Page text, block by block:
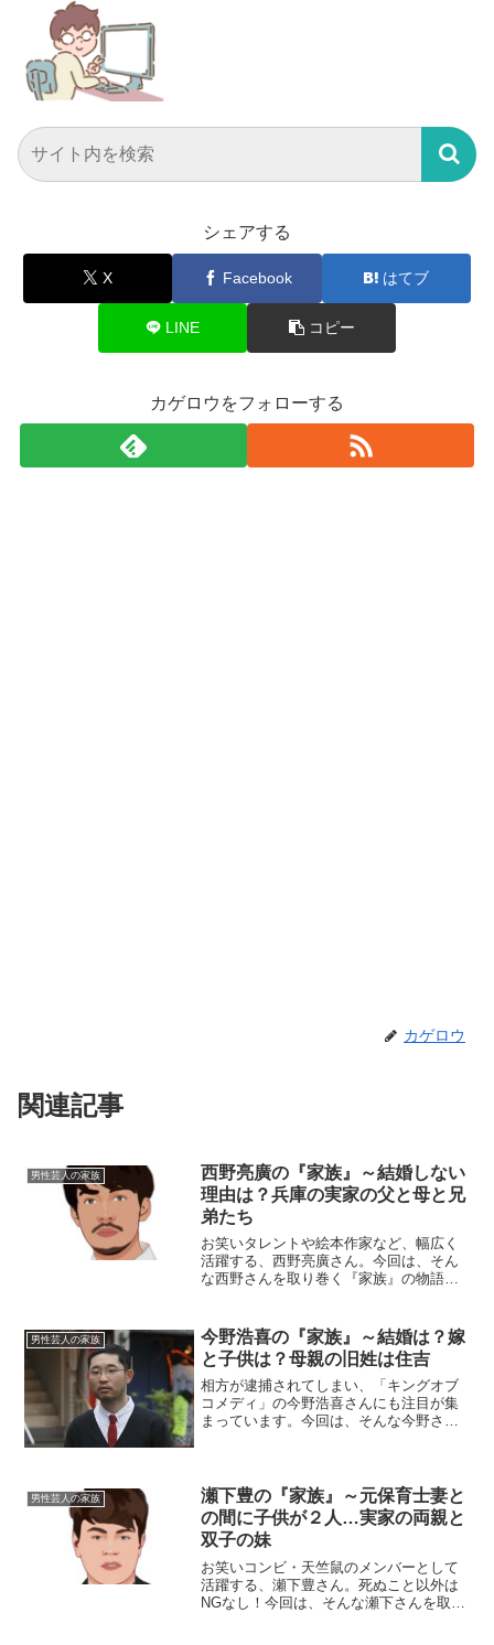
シェアする
X Facebook はてブ
LINE コピー
カゲロウをフォローする
カゲロウ
関連記事
男性芸人の家族
西野亮廣の『家族』～結婚しない
理由は？兵庫の実家の父と母と兄
弟たち
お笑いタレントや絵本作家など、幅広く
活躍する、西野亮廣さん。今回は、そん
な西野さんを取り巻く『家族』の物語で
月3日血液型：O型出身地：兵庫県川西市
◆実家は兵庫県川西...
男性芸人の家族
今野浩喜の『家族』～結婚は？嫁
と子供は？母親の旧姓は住吉
相方が逮捕されてしまい、「キングオブ
コメディ」の今野浩喜さんにも注目が集
まっています。今回は、そんな今野さん
は、今野喜六（きろく）さん...
男性芸人の家族
瀬下豊の『家族』～元保育士妻と
の間に子供が２人…実家の両親と
双子の妹
お笑いコンビ・天竺鼠のメンバーとして
活躍する、瀬下豊さん。死ぬこと以外は
NGなし！今回は、そんな瀬下さんを取り